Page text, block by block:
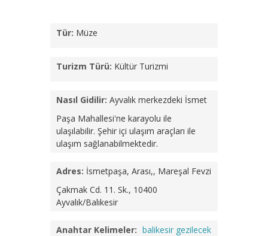
Tür: Müze
Turizm Türü: Kültür Turizmi
Nasıl Gidilir: Ayvalık merkezdeki İsmet
Paşa Mahallesi'ne karayolu ile
ulaşılabilir. Şehir içi ulaşım araçları ile
ulaşım sağlanabilmektedir.
Adres: İsmetpaşa, Arası,, Mareşal Fevzi
Çakmak Cd. 11. Sk., 10400
Ayvalık/Balıkesir
Anahtar Kelimeler: balikesir gezilecek